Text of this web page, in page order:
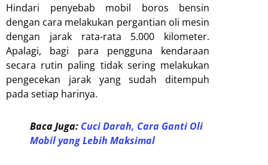
Hindari penyebab mobil boros bensin
dengan cara melakukan pergantian oli mesin
dengan jarak rata-rata 5.000 kilometer.
Apalagi, bagi para pengguna kendaraan
secara rutin paling tidak sering melakukan
pengecekan jarak yang sudah ditempuh
pada setiap harinya.
Baca Juga: Cuci Darah, Cara Ganti Oli
Mobil yang Lebih Maksimal